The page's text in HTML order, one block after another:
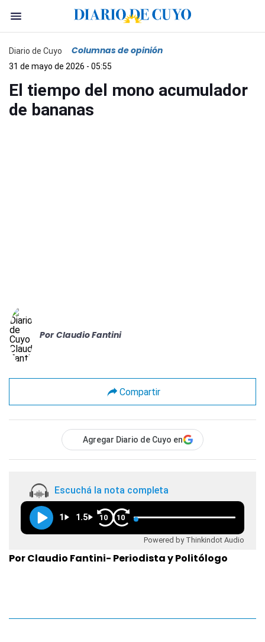
Diario de Cuyo Columnas de opinión
31 de mayo de 2026 - 05:55
El tiempo del mono acumulador
de bananas
Por Claudio Fantini
Compartir
Agregar Diario de Cuyo en
Escuchá la nota completa
1 1.5 10 10
Powered by Thinkindot Audio
Por Claudio Fantini- Periodista y Politólogo